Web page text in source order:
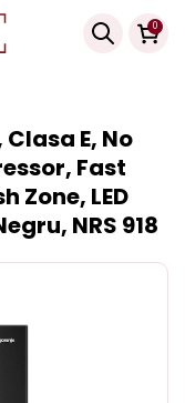
0
Products
search
E, No
Fast
Zone, LED
NRS 918